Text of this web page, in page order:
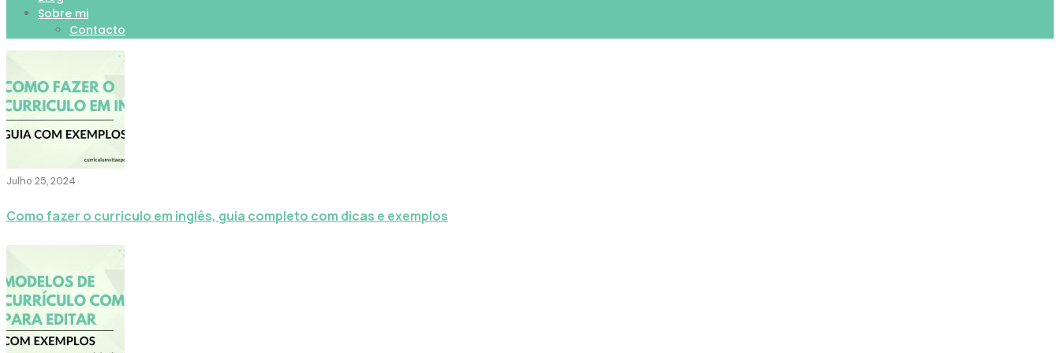
Sobre mi
Contacto
Julho 25, 2024
Como fazer o curriculo em inglês, guia completo com dicas e exemplos